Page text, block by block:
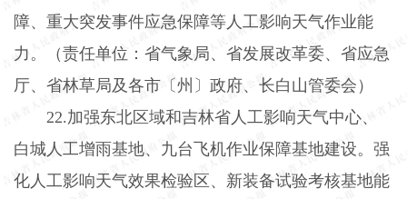
障、重大突发事件应急保障等人工影响天气作业能
力。（责任单位：省气象局、省发展改革委、省应急
厅、省林草局及各市〔州〕政府、长白山管委会）
22.加强东北区域和吉林省人工影响天气中心、
白城人工增雨基地、九台飞机作业保障基地建设。强
化人工影响天气效果检验区、新装备试验考核基地能